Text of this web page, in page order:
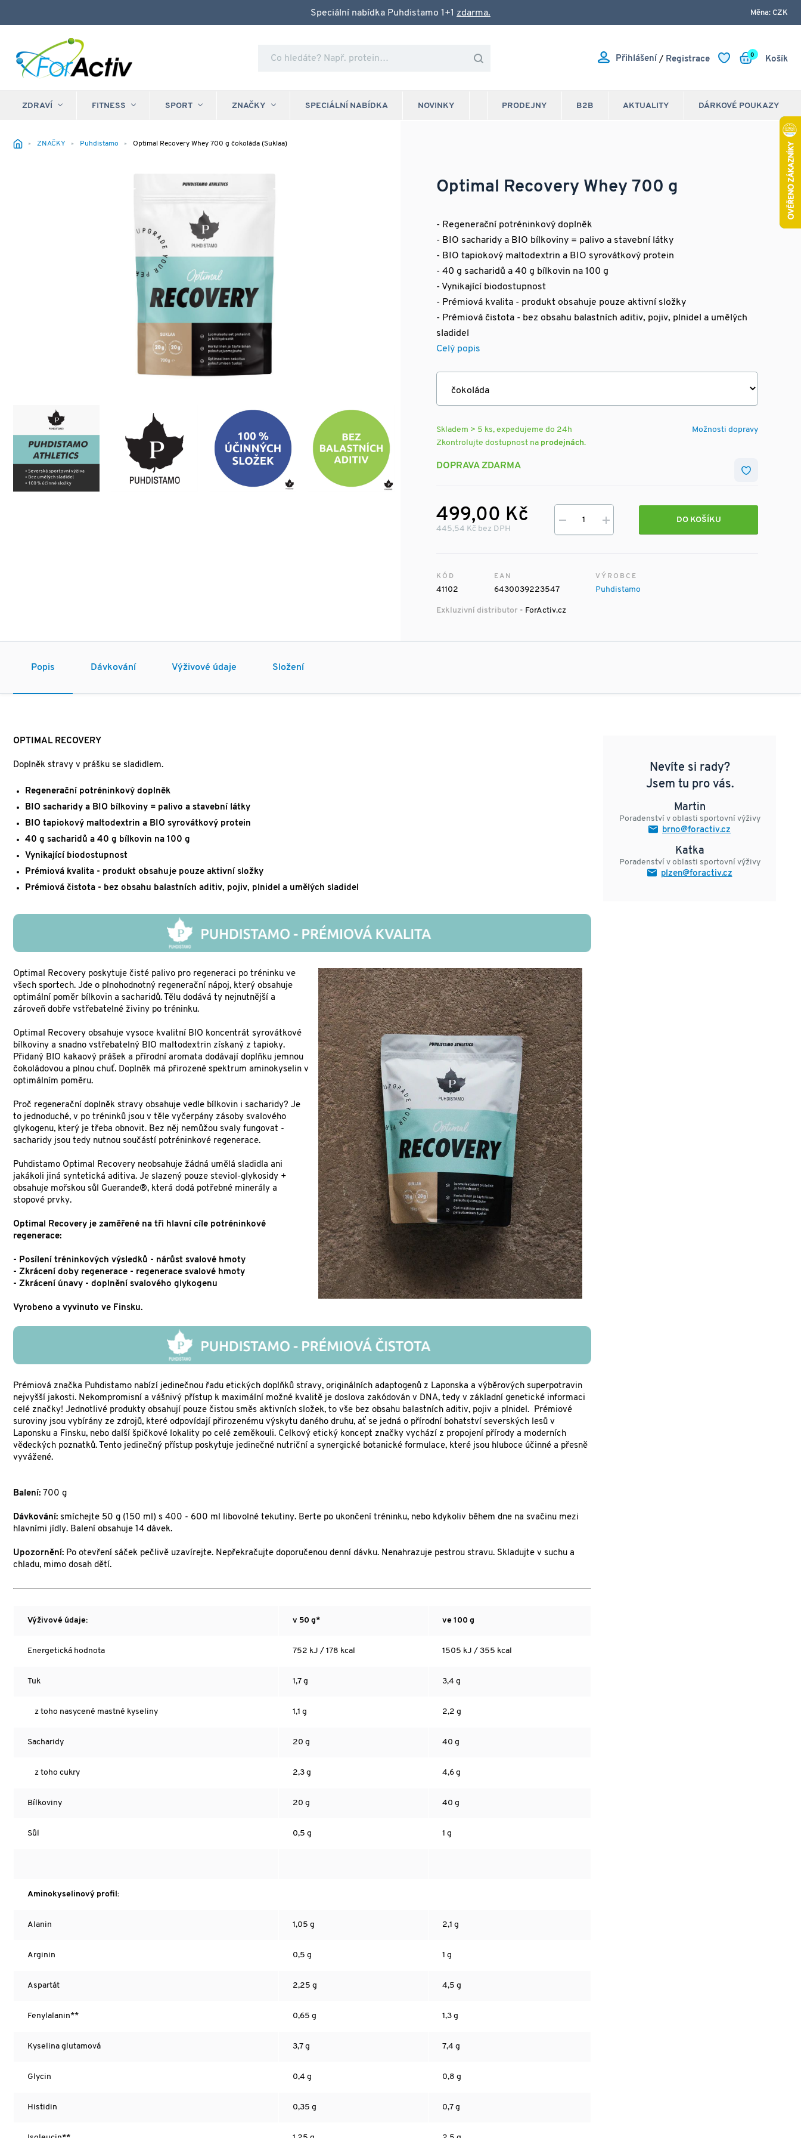
Speciální nabídka Puhdistamo 1+1 zdarma. Měna: CZK
Přihlášení / Registrace Košík
0
ZDRAVÍ FITNESS SPORT ZNAČKY SPECIÁLNÍ NABÍDKA NOVINKY DÁRKOVÉ POUKAZY
AKTUALITY
B2B
PRODEJNY
ZNAČKY Puhdistamo Optimal Recovery Whey 700 g čokoláda (Suklaa)
Optimal Recovery Whey 700 g
- Regenerační potréninkový doplněk
- BIO sacharidy a BIO bílkoviny = palivo a stavební látky
- BIO tapiokový maltodextrin a BIO syrovátkový protein
- 40 g sacharidů a 40 g bílkovin na 100 g
- Vynikající biodostupnost
- Prémiová kvalita - produkt obsahuje pouze aktivní složky
- Prémiová čistota - bez obsahu balastních aditiv, pojiv, plnidel a umělých
sladidel
Celý popis
Možnosti dopravy
Skladem > 5 ks, expedujeme do 24h
Zkontrolujte dostupnost na prodejnách.
DOPRAVA ZDARMA
499,00 Kč
445,54 Kč bez DPH
DO KOŠÍKU
KÓD
41102
EAN
6430039223547
VÝROBCE
Puhdistamo
Exkluzivní distributor - ForActiv.cz
Popis Dávkování Výživové údaje Složení
OPTIMAL RECOVERY
Doplněk stravy v prášku se sladidlem.
Regenerační potréninkový doplněk
BIO sacharidy a BIO bílkoviny = palivo a stavební látky
BIO tapiokový maltodextrin a BIO syrovátkový protein
40 g sacharidů a 40 g bílkovin na 100 g
Vynikající biodostupnost
Prémiová kvalita - produkt obsahuje pouze aktivní složky
Prémiová čistota - bez obsahu balastních aditiv, pojiv, plnidel a umělých sladidel
Optimal Recovery poskytuje čisté palivo pro regeneraci po tréninku ve
všech sportech. Jde o plnohodnotný regenerační nápoj, který obsahuje
optimální poměr bílkovin a sacharidů. Tělu dodává ty nejnutnější a
zároveň dobře vstřebatelné živiny po tréninku.
Optimal Recovery obsahuje vysoce kvalitní BIO koncentrát syrovátkové
bílkoviny a snadno vstřebatelný BIO maltodextrin získaný z tapioky.
Přidaný BIO kakaový prášek a přírodní aromata dodávají doplňku jemnou
čokoládovou a plnou chuť. Doplněk má přirozené spektrum aminokyselin v
optimálním poměru.
Proč regenerační doplněk stravy obsahuje vedle bílkovin i sacharidy? Je
to jednoduché, v po tréninků jsou v těle vyčerpány zásoby svalového
glykogenu, který je třeba obnovit. Bez něj nemůžou svaly fungovat -
sacharidy jsou tedy nutnou součástí potréninkové regenerace.
Puhdistamo Optimal Recovery neobsahuje žádná umělá sladidla ani
jakákoli jiná syntetická aditiva. Je slazený pouze steviol-glykosidy +
obsahuje mořskou sůl Guerande®, která dodá potřebné minerály a
stopové prvky.
Optimal Recovery je zaměřené na tři hlavní cíle potréninkové
regenerace:
- Posílení tréninkových výsledků - nárůst svalové hmoty
- Zkrácení doby regenerace - regenerace svalové hmoty
- Zkrácení únavy - doplnění svalového glykogenu
Vyrobeno a vyvinuto ve Finsku.
Prémiová značka Puhdistamo nabízí jedinečnou řadu etických doplňků stravy, originálních adaptogenů z Laponska a výběrových superpotravin
nejvyšší jakosti. Nekompromisní a vášnivý přístup k maximální možné kvalitě je doslova zakódován v DNA, tedy v základní genetické informaci
celé značky! Jednotlivé produkty obsahují pouze čistou směs aktivních složek, to vše bez obsahu balastních aditiv, pojiv a plnidel. Prémiové
suroviny jsou vybírány ze zdrojů, které odpovídají přirozenému výskytu daného druhu, ať se jedná o přírodní bohatství severských lesů v
Laponsku a Finsku, nebo další špičkové lokality po celé zeměkouli. Celkový etický koncept značky vychází z propojení přírody a moderních
vědeckých poznatků. Tento jedinečný přístup poskytuje jedinečné nutriční a synergické botanické formulace, které jsou hluboce účinné a přesně
vyvážené.
Balení: 700 g
Dávkování: smíchejte 50 g (150 ml) s 400 - 600 ml libovolné tekutiny. Berte po ukončení tréninku, nebo kdykoliv během dne na svačinu mezi
hlavními jídly. Balení obsahuje 14 dávek.
Upozornění: Po otevření sáček pečlivě uzavírejte. Nepřekračujte doporučenou denní dávku. Nenahrazuje pestrou stravu. Skladujte v suchu a
chladu, mimo dosah dětí.
Výživové údaje: v 50 g* ve 100 g
Energetická hodnota 752 kJ / 178 kcal 1505 kJ / 355 kcal
Tuk 1,7 g 3,4 g
z toho nasycené mastné kyseliny 1,1 g 2,2 g
Sacharidy 20 g 40 g
z toho cukry 2,3 g 4,6 g
Bílkoviny 20 g 40 g
Sůl 0,5 g 1 g
Aminokyselinový profil:
Alanin 1,05 g 2,1 g
Arginin 0,5 g 1 g
Aspartát 2,25 g 4,5 g
Fenylalanin** 0,65 g 1,3 g
Kyselina glutamová 3,7 g 7,4 g
Glycin 0,4 g 0,8 g
Histidin 0,35 g 0,7 g
Nevíte si rady?
Jsem tu pro vás.
Martin
Poradenství v oblasti sportovní výživy
brno@foractiv.cz
Katka
Poradenství v oblasti sportovní výživy
plzen@foractiv.cz